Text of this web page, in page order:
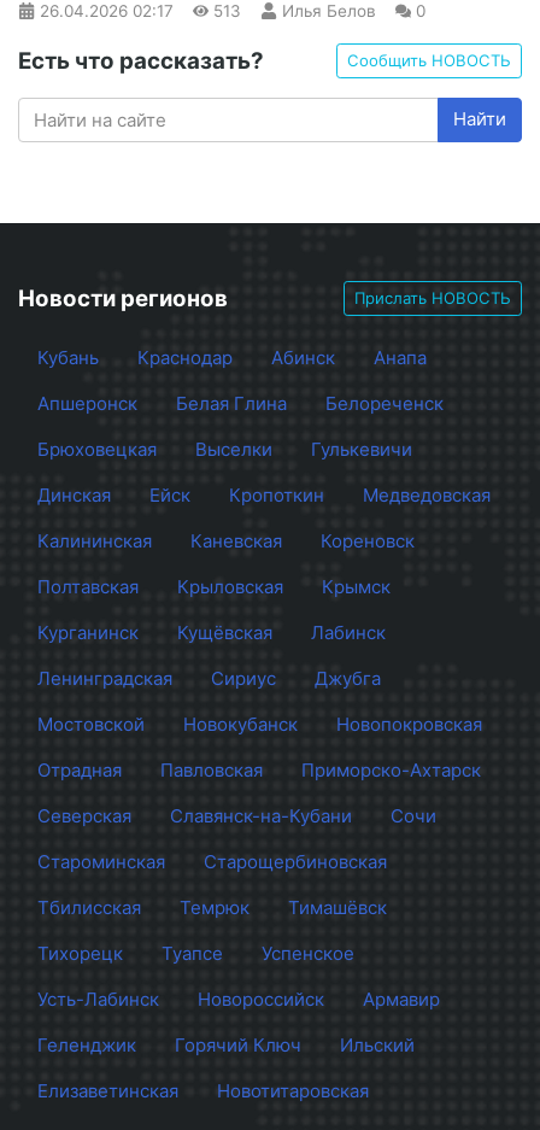
26.04.2026 02:17 513 Илья Белов 0
Есть что рассказать? Сообщить НОВОСТЬ
Найти
Новости регионов Прислать НОВОСТЬ
Кубань Краснодар Абинск
Анапа
Апшеронск
Белая Глина
Белореченск
Брюховецкая
Выселки
Гулькевичи
Динская
Ейск Кропоткин
Медведовская
Калининская
Каневская
Кореновск
Полтавская
Крыловская
Крымск
Курганинск
Кущёвская
Лабинск
Ленинградская
Сириус
Джубга
Мостовской
Новокубанск
Новопокровская
Отрадная
Павловская
Приморско-Ахтарск
Северская
Славянск-на-Кубани
Сочи
Староминская
Старощербиновская
Тбилисская
Темрюк
Тимашёвск
Тихорецк
Туапсе
Успенское
Усть-Лабинск
Новороссийск
Армавир
Геленджик
Горячий Ключ
Ильский
Елизаветинская
Новотитаровская